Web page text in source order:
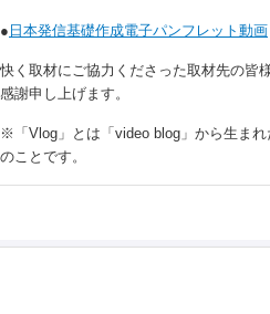
● 日本発信基礎作成電子パンフレット動画
快く取材にご協力くださった取材先の皆
感謝申し上げます。
※「Vlog」とは「video blog」から生ま
のことです。